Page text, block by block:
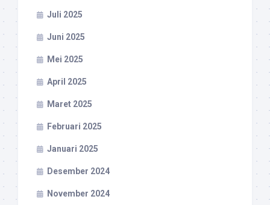
Juli 2025
Juni 2025
Mei 2025
April 2025
Maret 2025
Februari 2025
Januari 2025
Desember 2024
November 2024